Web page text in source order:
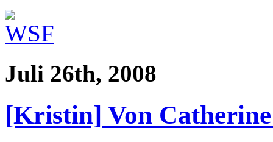
Juli 26th, 2008
[Kristin] Von